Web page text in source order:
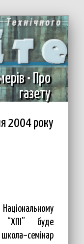
• Про
газету
2004 року
“ХПІ” буде